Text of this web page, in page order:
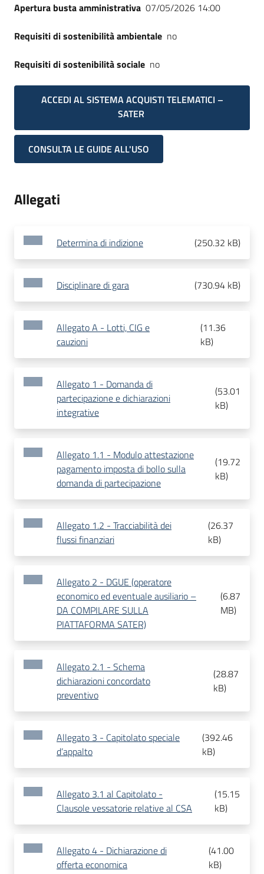
Apertura busta amministrativa 07/05/2026 14:00
Requisiti di sostenibilità ambientale no
Requisiti di sostenibilità sociale no
ACCEDI AL SISTEMA ACQUISTI TELEMATICI –
SATER
CONSULTA LE GUIDE ALL'USO
Allegati
Determina di indizione (250.32 kB)
Disciplinare di gara (730.94 kB)
Allegato A - Lotti, CIG e
cauzioni
(11.36
kB)
Allegato 1 - Domanda di
partecipazione e dichiarazioni
integrative
(53.01
kB)
Allegato 1.1 - Modulo attestazione
pagamento imposta di bollo sulla
domanda di partecipazione
(19.72
kB)
Allegato 1.2 - Tracciabilità dei
flussi finanziari
(26.37
kB)
Allegato 2 - DGUE (operatore
economico ed eventuale ausiliario –
DA COMPILARE SULLA
PIATTAFORMA SATER)
(6.87
MB)
Allegato 2.1 - Schema
dichiarazioni concordato
preventivo
(28.87
kB)
Allegato 3 - Capitolato speciale
d’appalto
(392.46
kB)
Allegato 3.1 al Capitolato -
Clausole vessatorie relative al CSA
(15.15
kB)
Allegato 4 - Dichiarazione di
offerta economica
(41.00
kB)